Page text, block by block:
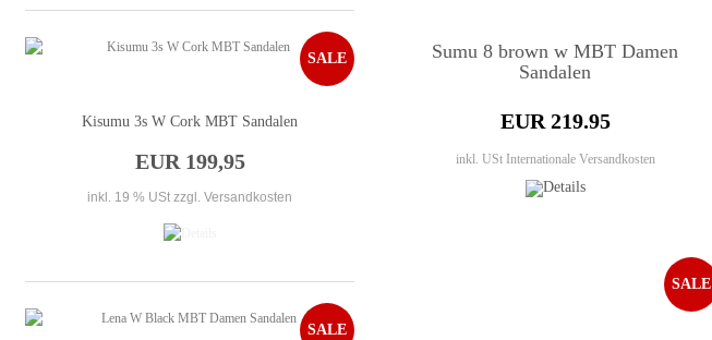
Kisumu 3s W Cork MBT Sandalen
EUR 199,95
inkl. 19 % USt zzgl. Versandkosten
SALE
SALE
Sumu 8 brown w MBT Damen
Sandalen
EUR 219.95
inkl. USt Internationale Versandkosten
SALE